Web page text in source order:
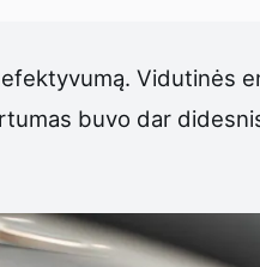
Vidutinės
buvo dar